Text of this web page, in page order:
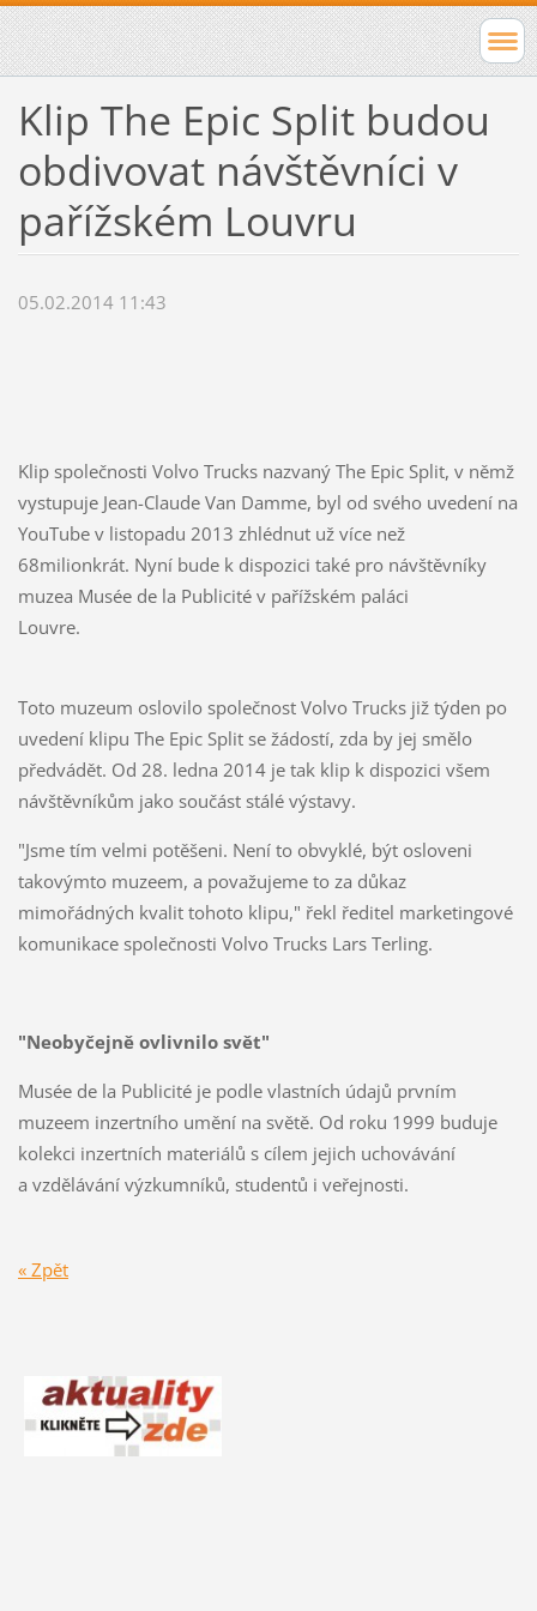
Klip The Epic Split budou
obdivovat návštěvníci v
pařížském Louvru
05.02.2014 11:43
Klip společnosti Volvo Trucks nazvaný The Epic Split, v němž
vystupuje Jean-Claude Van Damme, byl od svého uvedení na
YouTube v listopadu 2013 zhlédnut už více než
68milionkrát. Nyní bude k dispozici také pro návštěvníky
muzea Musée de la Publicité v pařížském paláci
Louvre.
Toto muzeum oslovilo společnost Volvo Trucks již týden po
uvedení klipu The Epic Split se žádostí, zda by jej smělo
předvádět. Od 28. ledna 2014 je tak klip k dispozici všem
návštěvníkům jako součást stálé výstavy.
"Jsme tím velmi potěšeni. Není to obvyklé, být osloveni
takovýmto muzeem, a považujeme to za důkaz
mimořádných kvalit tohoto klipu," řekl ředitel marketingové
komunikace společnosti Volvo Trucks Lars Terling.
"Neobyčejně ovlivnilo svět"
Musée de la Publicité je podle vlastních údajů prvním
muzeem inzertního umění na světě. Od roku 1999 buduje
kolekci inzertních materiálů s cílem jejich uchovávání
a vzdělávání výzkumníků, studentů i veřejnosti.
« Zpět